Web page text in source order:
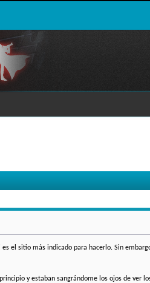
el sitio más indicado para hacerlo. Sin
y estaban sangrándome los ojos de ver